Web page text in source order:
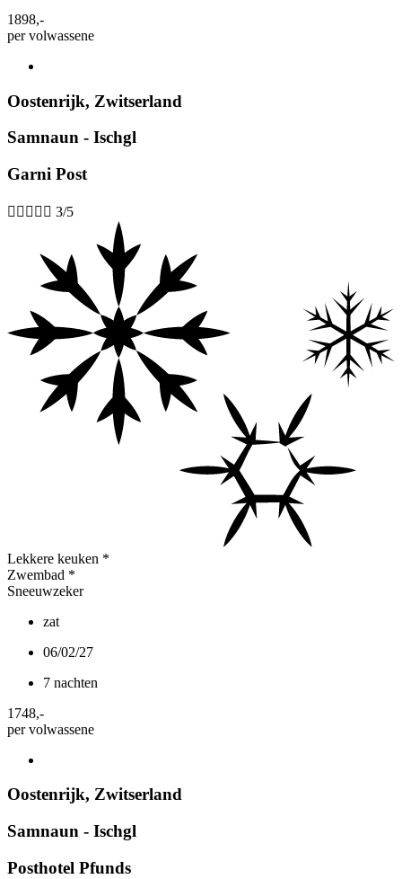
1898,-
per volwassene
Oostenrijk, Zwitserland
Samnaun - Ischgl
Garni Post
     3/5
Lekkere keuken *
Zwembad *
Sneeuwzeker
zat
06/02/27
7 nachten
1748,-
per volwassene
Oostenrijk, Zwitserland
Samnaun - Ischgl
Posthotel Pfunds